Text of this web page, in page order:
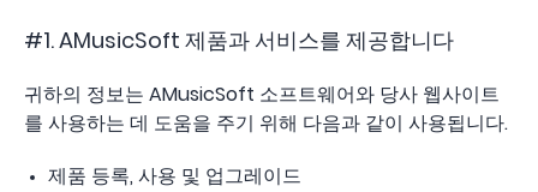
#1. AMusicSoft 제품과 서비스를 제공합니다
귀하의 정보는 AMusicSoft 소프트웨어와 당사 웹사이트
를 사용하는 데 도움을 주기 위해 다음과 같이 사용됩니다.
제품 등록, 사용 및 업그레이드